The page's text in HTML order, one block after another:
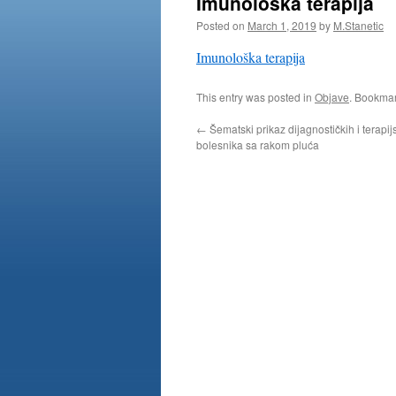
Posted on March 1, 2019 by M.Stanetic
Imunološka terapija
This entry was posted in Objave.
← Šematski prikaz dijagnostičkih i
bolesnika sa rakom pluća